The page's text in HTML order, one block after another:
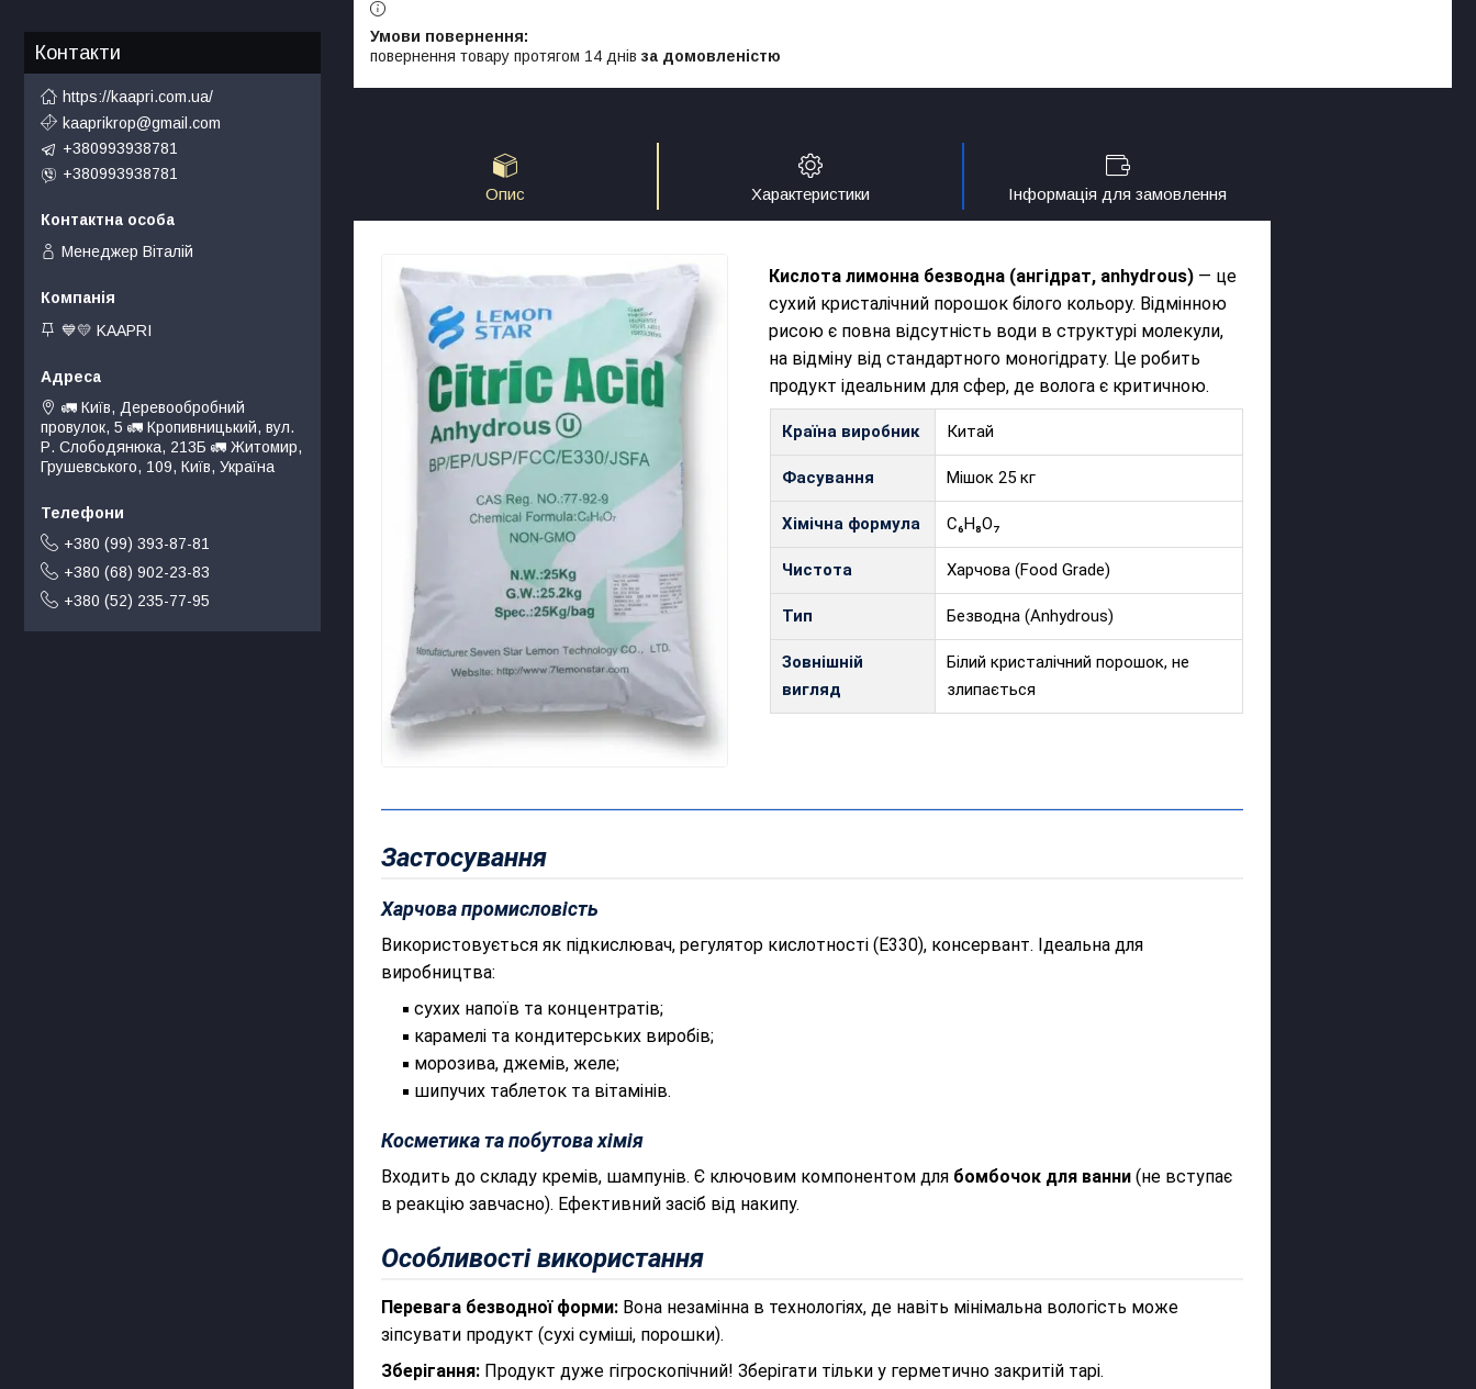
повернення товару протягом 14 днів за домовленістю
Опис Характеристики Інформація для замовлення
Кислота лимонна безводна (ангідрат, anhydrous) — це
сухий кристалічний порошок білого кольору. Відмінною
рисою є повна відсутність води в структурі молекули,
на відміну від стандартного моногідрату. Це робить
продукт ідеальним для сфер, де волога є критичною.
Країна виробник Китай
Фасування Мішок 25 кг
Хімічна формула C₆H₈O₇
Чистота Харчова (Food Grade)
Тип Безводна (Anhydrous)
Зовнішній
вигляд
Білий кристалічний порошок, не
злипається
Застосування
Харчова промисловість
Використовується як підкислювач, регулятор кислотності (E330), консервант. Ідеальна для
виробництва:
сухих напоїв та концентратів;
карамелі та кондитерських виробів;
морозива, джемів, желе;
шипучих таблеток та вітамінів.
Косметика та побутова хімія
Входить до складу кремів, шампунів. Є ключовим компонентом для бомбочок для ванни (не вступає
в реакцію завчасно). Ефективний засіб від накипу.
Особливості використання
Перевага безводної форми: Вона незамінна в технологіях, де навіть мінімальна вологість може
зіпсувати продукт (сухі суміші, порошки).
Зберігання: Продукт дуже гігроскопічний! Зберігати тільки у герметично закритій тарі.
Контакти
https://kaapri.com.ua/
kaaprikrop@gmail.com
+380993938781
+380993938781
Менеджер Віталій
💙💛 KAAPRI
🚛 Київ, Деревообробний
провулок, 5 🚛 Кропивницький, вул.
Р. Слободянюка, 213Б 🚛 Житомир,
Грушевського, 109, Київ, Україна
+380 (99) 393-87-81
+380 (68) 902-23-83
+380 (52) 235-77-95